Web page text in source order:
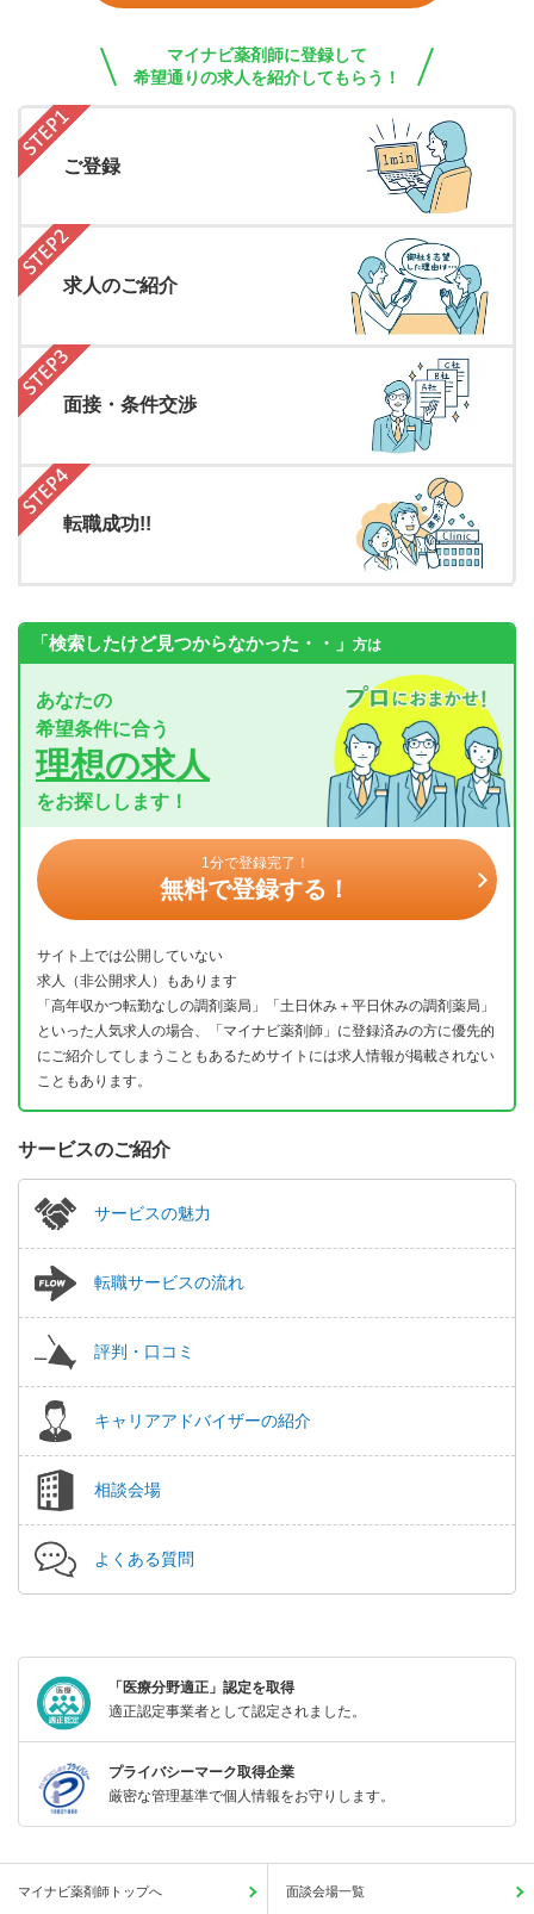
マイナビ薬剤師に登録して
希望通りの求人を紹介してもらう！
ご登録
求人のご紹介
面接・条件交渉
転職成功!!
「検索したけど見つからなかった・・」 方は
あなたの
希望条件に合う
理想の求人
をお探しします！
1分で登録完了！
無料で登録する！
サイト上では公開していない
求人（非公開求人）もあります
「高年収かつ転勤なしの調剤薬局」「土日休み＋平日休みの調剤薬局」
といった人気求人の場合、「マイナビ薬剤師」に登録済みの方に優先的
にご紹介してしまうこともあるためサイトには求人情報が掲載されない
こともあります。
サービスのご紹介
サービスの魅力
転職サービスの流れ
評判・口コミ
キャリアアドバイザーの紹介
相談会場
よくある質問
「医療分野適正」認定を取得
適正認定事業者として認定されました。
プライバシーマーク取得企業
厳密な管理基準で個人情報をお守りします。
マイナビ薬剤師トップへ 面談会場一覧